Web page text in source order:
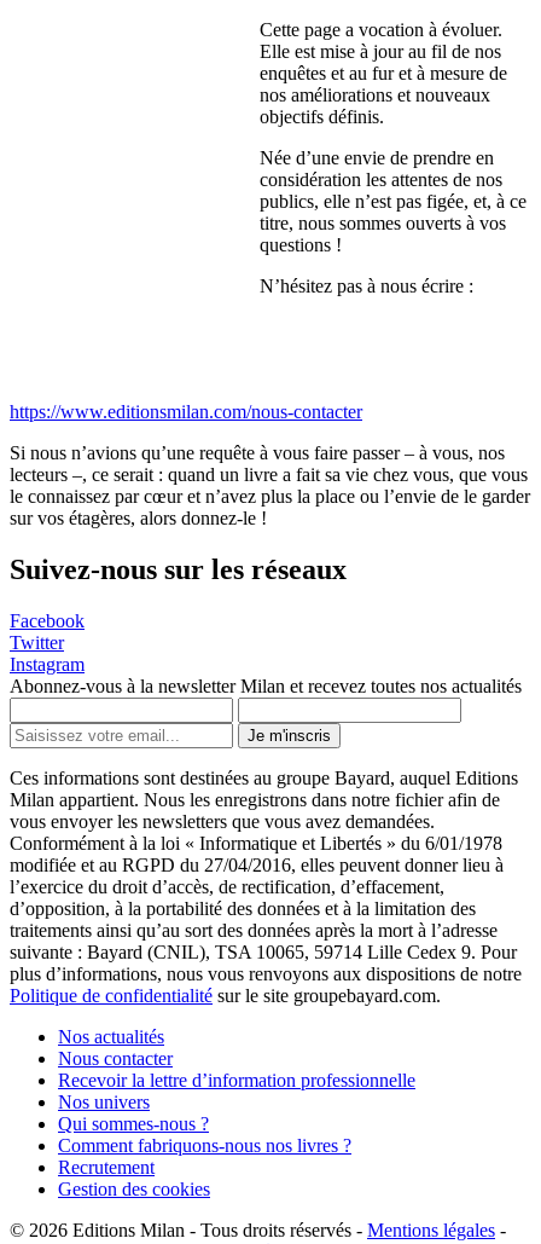
Cette page a vocation à évoluer.
Elle est mise à jour au fil de nos
enquêtes et au fur et à mesure de
nos améliorations et nouveaux
objectifs définis.
Née d’une envie de prendre en
considération les attentes de nos
publics, elle n’est pas figée, et, à ce
titre, nous sommes ouverts à vos
questions !
N’hésitez pas à nous écrire :
https://www.editionsmilan.com/nous-contacter
Si nous n’avions qu’une requête à vous faire passer – à vous, nos
lecteurs –, ce serait : quand un livre a fait sa vie chez vous, que vous
le connaissez par cœur et n’avez plus la place ou l’envie de le garder
sur vos étagères, alors donnez-le !
Suivez-nous sur les réseaux
Facebook
Twitter
Instagram
Abonnez-vous à la newsletter Milan et recevez toutes nos actualités
Je m'inscris
Ces informations sont destinées au groupe Bayard, auquel Editions
Milan appartient. Nous les enregistrons dans notre fichier afin de
vous envoyer les newsletters que vous avez demandées.
Conformément à la loi « Informatique et Libertés » du 6/01/1978
modifiée et au RGPD du 27/04/2016, elles peuvent donner lieu à
l’exercice du droit d’accès, de rectification, d’effacement,
d’opposition, à la portabilité des données et à la limitation des
traitements ainsi qu’au sort des données après la mort à l’adresse
suivante : Bayard (CNIL), TSA 10065, 59714 Lille Cedex 9. Pour
plus d’informations, nous vous renvoyons aux dispositions de notre
Politique de confidentialité sur le site groupebayard.com.
Nos actualités
Nous contacter
Recevoir la lettre d’information professionnelle
Nos univers
Qui sommes-nous ?
Comment fabriquons-nous nos livres ?
Recrutement
Gestion des cookies
© 2026 Editions Milan - Tous droits réservés - Mentions légales -